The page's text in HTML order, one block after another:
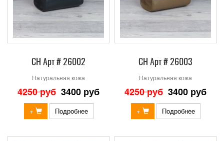
СН Арт # 26002
Натуральная кожа
4250 руб 3400 руб
+ Подробнее
СН Арт # 26003
Натуральная кожа
4250 руб 3400 руб
+ Подробнее